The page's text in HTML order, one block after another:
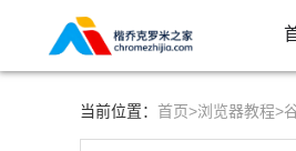
当前位置： 首页>浏览器教程>